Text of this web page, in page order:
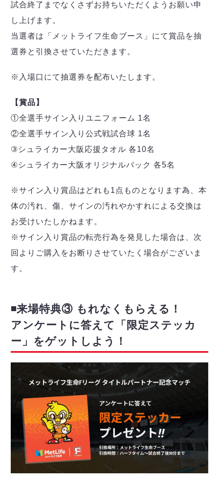
試合終了までなくさずお持ちいただくようお願い申
し上げます。
当選者は「メットライフ生命ブース」にて賞品を抽
選券と引換させていただきます。
※入場口にて抽選券を配布いたします。
【賞品】
①全選手サイン入りユニフォーム 1名
②全選手サイン入り公式戦試合球 1名
③シュライカー大阪応援タオル 各10名
④シュライカー大阪オリジナルバック 各5名
※サイン入り賞品はどれも1点ものとなります為、本
体の汚れ、傷、サインの汚れやかすれによる交換は
お受けいたしかねます。
※サイン入り賞品の転売行為を発見した場合は、次
回よりご購入をお断りさせていたく場合がございま
す。
◾️来場特典③ もれなくもらえる！
アンケートに答えて「限定ステッカ
ー」をゲットしよう！